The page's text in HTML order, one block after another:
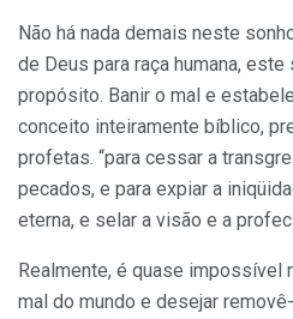
Não há nada demais neste
de Deus para raça humana,
propósito. Banir o mal e
conceito inteiramente bíblico,
profetas. “para cessar a
pecados, e para expiar a
eterna, e selar a visão e a
Realmente, é quase impossível
mal do mundo e desejar